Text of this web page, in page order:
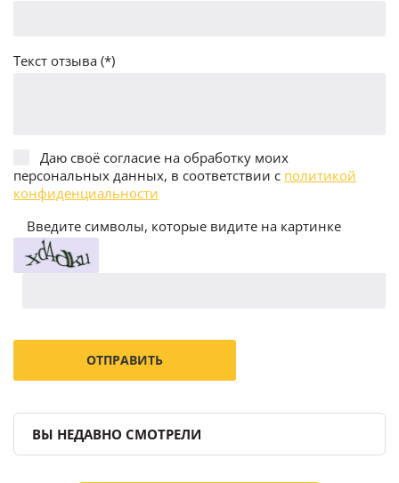
Текст отзыва (*)
Даю своё согласие на обработку моих
персональных данных, в соответствии с политикой
конфиденциальности
Введите символы, которые видите на картинке
ВЫ НЕДАВНО СМОТРЕЛИ